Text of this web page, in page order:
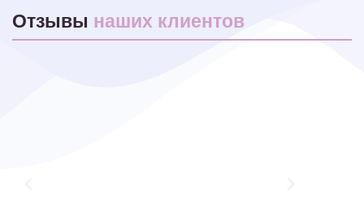
Отзывы наших клиентов